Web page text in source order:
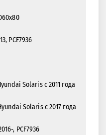
PCF7936
Solaris с 2011 года
Solaris с 2017 года
, PCF7936